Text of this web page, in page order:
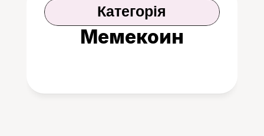
Категорія
Мемекоин